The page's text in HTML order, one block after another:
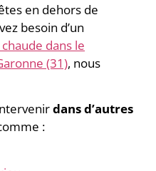
en dehors de
besoin d’un
dans le
(31), nous
dans d’autres
: